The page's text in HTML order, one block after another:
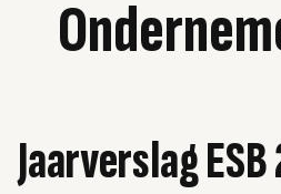
Jaarverslag